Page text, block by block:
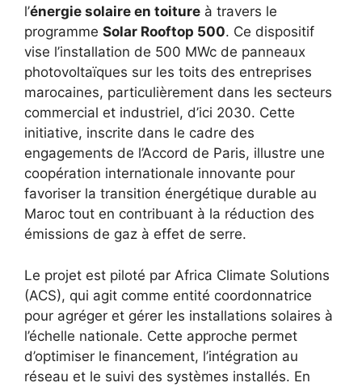
l’énergie solaire en toiture à travers le
programme Solar Rooftop 500. Ce dispositif
vise l’installation de 500 MWc de panneaux
photovoltaïques sur les toits des entreprises
marocaines, particulièrement dans les secteurs
commercial et industriel, d’ici 2030. Cette
initiative, inscrite dans le cadre des
engagements de l’Accord de Paris, illustre une
coopération internationale innovante pour
favoriser la transition énergétique durable au
Maroc tout en contribuant à la réduction des
émissions de gaz à effet de serre.
Le projet est piloté par Africa Climate Solutions
(ACS), qui agit comme entité coordonnatrice
pour agréger et gérer les installations solaires à
l’échelle nationale. Cette approche permet
d’optimiser le financement, l’intégration au
réseau et le suivi des systèmes installés. En